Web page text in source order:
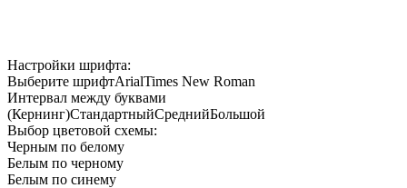
Настройки шрифта:
Выберите шрифтArialTimes New Roman
Интервал между буквами
(Кернинг)СтандартныйСреднийБольшой
Выбор цветовой схемы:
Черным по белому
Белым по черному
Белым по синему